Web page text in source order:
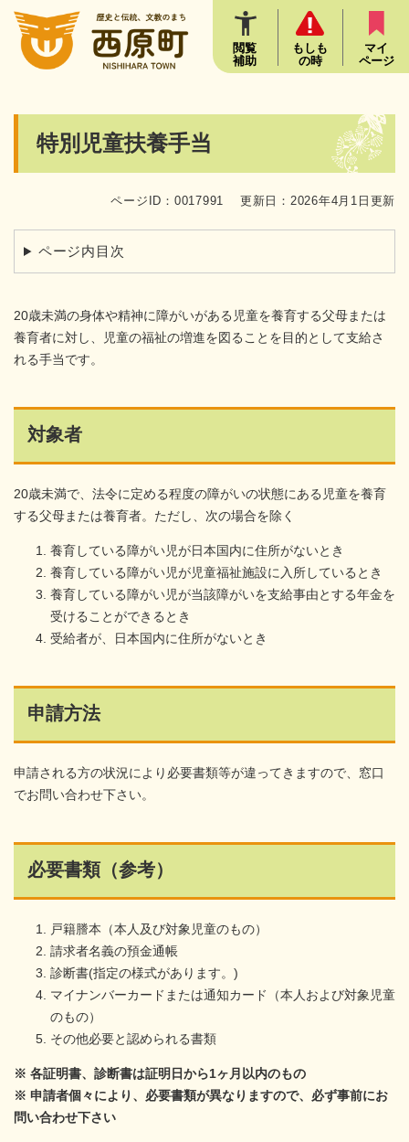
メニューを飛ばして本文へ
閲覧
補助
もしも
の時
マイ
ページ
特別児童扶養手当
ページID：0017991 更新日：2026年4月1日更新
ページ内目次
20歳未満の身体や精神に障がいがある児童を養育する父母または
養育者に対し、児童の福祉の増進を図ることを目的として支給さ
れる手当です。
対象者
20歳未満で、法令に定める程度の障がいの状態にある児童を養育
する父母または養育者。ただし、次の場合を除く
養育している障がい児が日本国内に住所がないとき
養育している障がい児が児童福祉施設に入所しているとき
養育している障がい児が当該障がいを支給事由とする年金を
受けることができるとき
受給者が、日本国内に住所がないとき
申請方法
申請される方の状況により必要書類等が違ってきますので、窓口
でお問い合わせ下さい。
必要書類（参考）
戸籍謄本（本人及び対象児童のもの）
請求者名義の預金通帳
診断書(指定の様式があります。)
マイナンバーカードまたは通知カード（本人および対象児童
のもの）
その他必要と認められる書類
※ 各証明書、診断書は証明日から1ヶ月以内のもの
※ 申請者個々により、必要書類が異なりますので、必ず事前にお
問い合わせ下さい